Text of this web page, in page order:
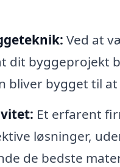
Ved at
dit byggeprojekt
bliver bygget til
Et erfarent
løsninger,
de bedste